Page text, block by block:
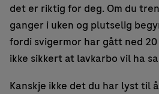
det er riktig for deg. Om du
ganger i uken og plutselig
fordi svigermor har gått ned
ikke sikkert at lavkarbo vil ha
Kanskje ikke det du har lyst til